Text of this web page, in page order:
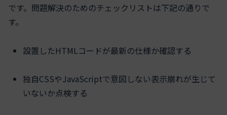
です。問題解決のためのチェックリストは下記の通りで
す。
設置したHTMLコードが最新の仕様か確認する
独自CSSやJavaScriptで意図しない表示崩れが生じて
いないか点検する